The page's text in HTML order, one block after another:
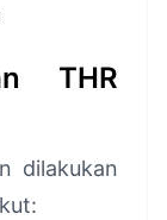
THR
dilakukan